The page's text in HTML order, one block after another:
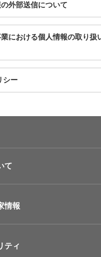
外部送信について
における個人情報の取り扱
シー
て
情報
ティ